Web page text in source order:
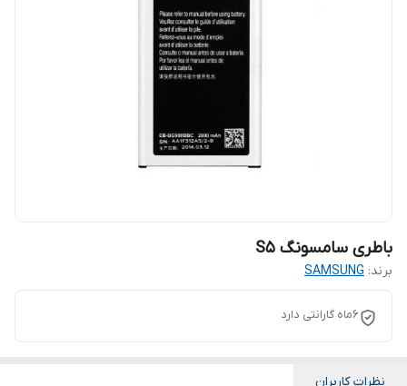
باطری سامسونگ S5
برند: SAMSUNG
6ماه گارانتی دارد
نظرات کاربران